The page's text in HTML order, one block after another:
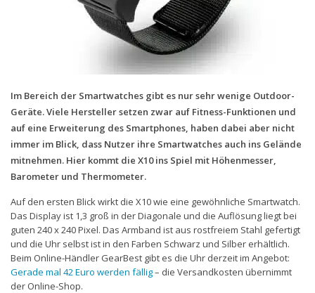
Mobilfunk-Vergleichsrechner
Mobilfunk-Tarifrechner
Im Bereich der Smartwatches gibt es nur sehr wenige Outdoor-
Geräte. Viele Hersteller setzen zwar auf Fitness-Funktionen und
auf eine Erweiterung des Smartphones, haben dabei aber nicht
immer im Blick, dass Nutzer ihre Smartwatches auch ins Gelände
mitnehmen. Hier kommt die X10 ins Spiel mit Höhenmesser,
Barometer und Thermometer.
Auf den ersten Blick wirkt die X10 wie eine gewöhnliche Smartwatch.
Das Display ist 1,3 groß in der Diagonale und die Auflösung liegt bei
guten 240 x 240 Pixel. Das Armband ist aus rostfreiem Stahl gefertigt
und die Uhr selbst ist in den Farben Schwarz und Silber erhältlich.
Beim Online-Händler GearBest gibt es die Uhr derzeit im Angebot:
Gerade mal 42 Euro werden fällig– die Versandkosten übernimmt
der Online-Shop.